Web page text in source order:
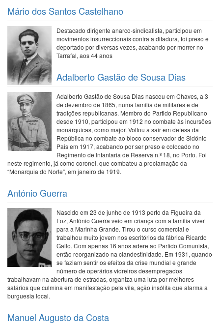
Mário dos Santos Castelhano
Destacado dirigente anarco-sindicalista, participou em
movimentos insurreccionais contra a ditadura, foi preso e
deportado por diversas vezes, acabando por morrer no
Tarrafal, aos 44 anos
Adalberto Gastão de Sousa Dias
Adalberto Gastão de Sousa Dias nasceu em Chaves, a 3
de dezembro de 1865, numa família de militares e de
tradições republicanas. Membro do Partido Republicano
desde 1910, participou em 1912 no combate às incursões
monárquicas, como major. Voltou a sair em defesa da
República no combate ao bloco conservador de Sidónio
Pais em 1917, acabando por ser preso e colocado no
Regimento de Infantaria de Reserva n.º 18, no Porto. Foi
neste regimento, já como coronel, que combateu a proclamação da
“Monarquia do Norte”, em janeiro de 1919.
António Guerra
Nascido em 23 de junho de 1913 perto da Figueira da
Foz, António Guerra veio em criança com a família viver
para a Marinha Grande. Tirou o curso comercial e
trabalhou muito jovem nos escritórios da fábrica Ricardo
Gallo. Com apenas 16 anos adere ao Partido Comunista,
então reorganizado na clandestinidade. Em 1931, quando
se faziam sentir os efeitos da crise mundial e grande
número de operários vidreiros desempregados
trabalhavam na abertura de estradas, organiza uma luta por melhores
salários que culmina em manifestação pela vila, ação insólita que alarma a
burguesia local.
Manuel Augusto da Costa